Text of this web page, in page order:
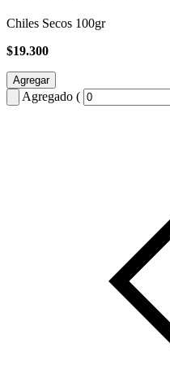
Chiles Secos 100gr
$19.300
Agregar
Agregado (